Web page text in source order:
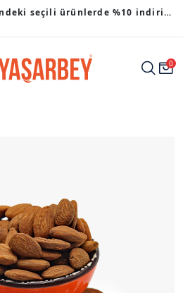
seçili ürünlerde %10 indirim
0